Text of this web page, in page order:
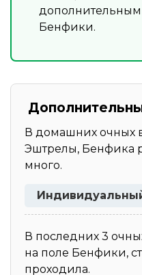
Бенфики.
В домашних очных
Эштрелы, Бенфика
много.
В последних 3
на поле Бенфики,
проходила.